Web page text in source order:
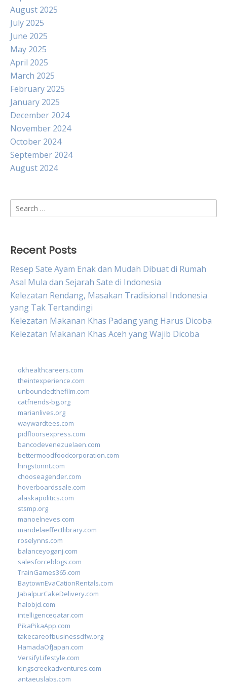
August 2025
July 2025
June 2025
May 2025
April 2025
March 2025
February 2025
January 2025
December 2024
November 2024
October 2024
September 2024
August 2024
Search
for:
Recent Posts
Resep Sate Ayam Enak dan Mudah Dibuat di Rumah
Asal Mula dan Sejarah Sate di Indonesia
Kelezatan Rendang, Masakan Tradisional Indonesia
yang Tak Tertandingi
Kelezatan Makanan Khas Padang yang Harus Dicoba
Kelezatan Makanan Khas Aceh yang Wajib Dicoba
okhealthcareers.com
theintexperience.com
unboundedthefilm.com
catfriends-bg.org
marianlives.org
waywardtees.com
pidfloorsexpress.com
bancodevenezuelaen.com
bettermoodfoodcorporation.com
hingstonnt.com
chooseagender.com
hoverboardssale.com
alaskapolitics.com
stsmp.org
manoelneves.com
mandelaeffectlibrary.com
roselynns.com
balanceyoganj.com
salesforceblogs.com
TrainGames365.com
BaytownEvaCationRentals.com
JabalpurCakeDelivery.com
halobjd.com
intelligenceqatar.com
PikaPikaApp.com
takecareofbusinessdfw.org
HamadaOfJapan.com
VersifyLifestyle.com
kingscreekadventures.com
antaeuslabs.com